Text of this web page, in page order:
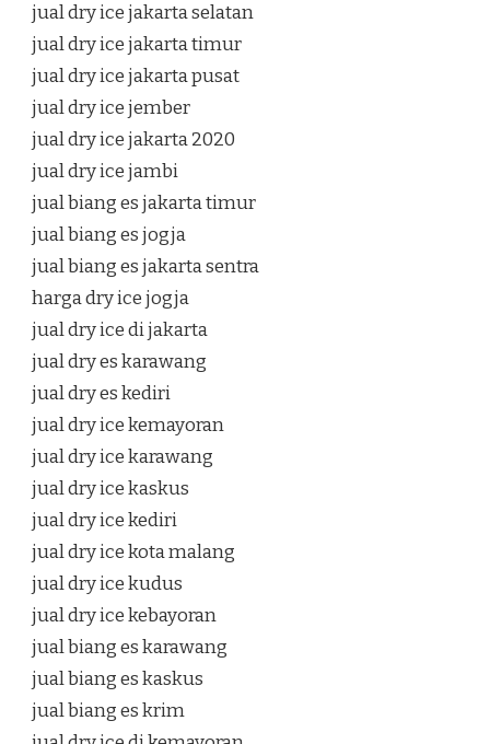
jual dry ice jakarta selatan
jual dry ice jakarta timur
jual dry ice jakarta pusat
jual dry ice jember
jual dry ice jakarta 2020
jual dry ice jambi
jual biang es jakarta timur
jual biang es jogja
jual biang es jakarta sentra
harga dry ice jogja
jual dry ice di jakarta
jual dry es karawang
jual dry es kediri
jual dry ice kemayoran
jual dry ice karawang
jual dry ice kaskus
jual dry ice kediri
jual dry ice kota malang
jual dry ice kudus
jual dry ice kebayoran
jual biang es karawang
jual biang es kaskus
jual biang es krim